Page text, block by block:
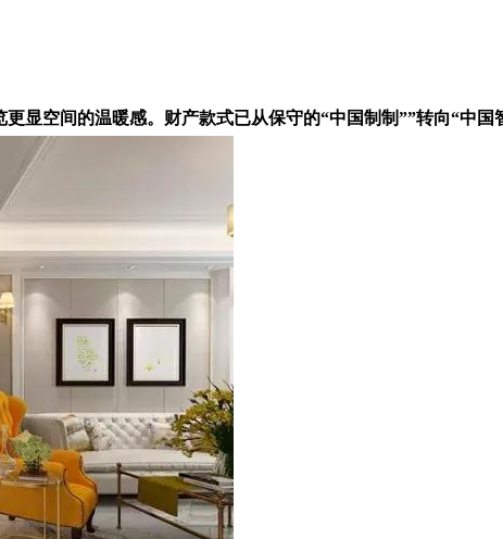
空间的温暖感。财产款式已从保守的“中国制制””转向“中国